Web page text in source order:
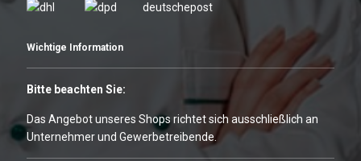
Wichtige Information
Bitte beachten Sie:
Das Angebot unseres Shops richtet sich ausschließlich an
Unternehmer und Gewerbetreibende.